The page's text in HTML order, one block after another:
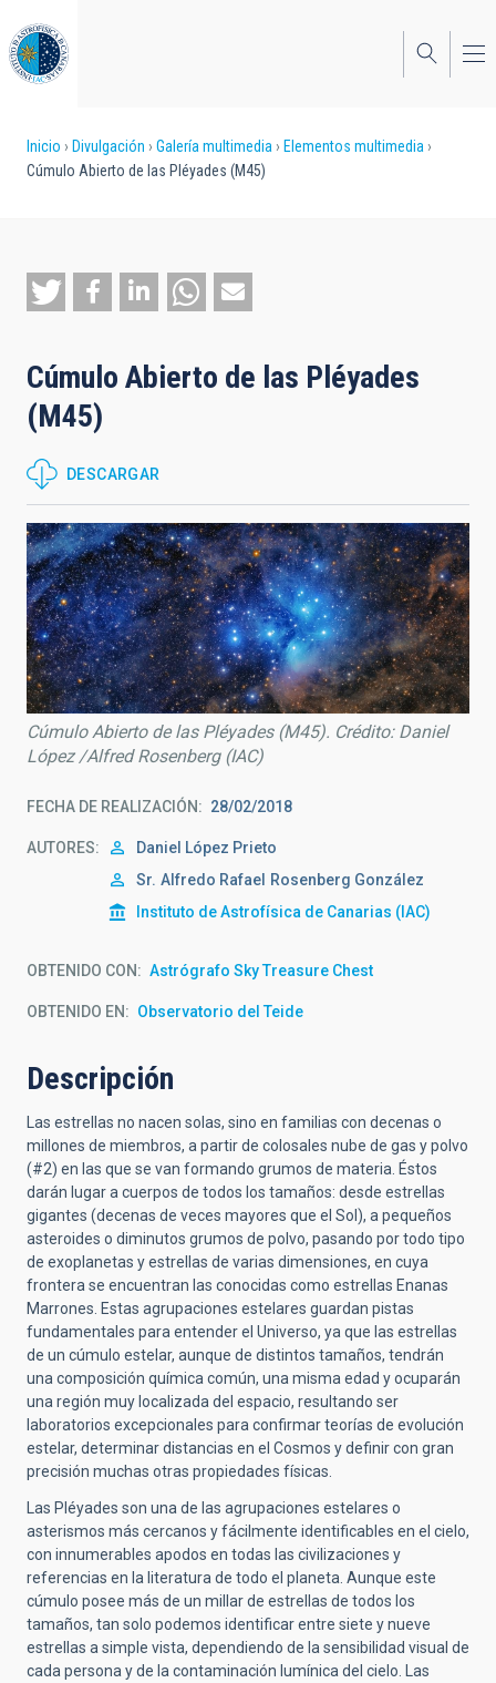
al
contenido
principal
Sobrescribir
ayuda
a
navegación
Inicio Divulgación Galería multimedia
Elementos multimedia
Cúmulo Abierto de las Pléyades (M45)
Cúmulo Abierto de las Pléyades
(M45)
DESCARGAR
Cúmulo Abierto de las Pléyades (M45). Crédito: Daniel
López /Alfred Rosenberg (IAC)
FECHA DE REALIZACIÓN 28/02/2018
AUTORES
Daniel López Prieto
Sr. Alfredo Rafael Rosenberg González
Instituto de Astrofísica de Canarias (IAC)
OBTENIDO CON Astrógrafo Sky Treasure Chest
OBTENIDO EN Observatorio del Teide
Descripción
Las estrellas no nacen solas, sino en familias con decenas o
millones de miembros, a partir de colosales nube de gas y polvo
(#2) en las que se van formando grumos de materia. Éstos
darán lugar a cuerpos de todos los tamaños: desde estrellas
gigantes (decenas de veces mayores que el Sol), a pequeños
asteroides o diminutos grumos de polvo, pasando por todo tipo
de exoplanetas y estrellas de varias dimensiones, en cuya
frontera se encuentran las conocidas como estrellas Enanas
Marrones. Estas agrupaciones estelares guardan pistas
fundamentales para entender el Universo, ya que las estrellas
de un cúmulo estelar, aunque de distintos tamaños, tendrán
una composición química común, una misma edad y ocuparán
una región muy localizada del espacio, resultando ser
laboratorios excepcionales para confirmar teorías de evolución
estelar, determinar distancias en el Cosmos y definir con gran
precisión muchas otras propiedades físicas.
Las Pléyades son una de las agrupaciones estelares o
asterismos más cercanos y fácilmente identificables en el cielo,
con innumerables apodos en todas las civilizaciones y
referencias en la literatura de todo el planeta. Aunque este
cúmulo posee más de un millar de estrellas de todos los
tamaños, tan solo podemos identificar entre siete y nueve
estrellas a simple vista, dependiendo de la sensibilidad visual de
cada persona y de la contaminación lumínica del cielo. Las